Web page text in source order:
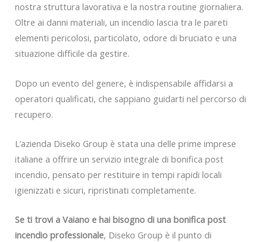
nostra struttura lavorativa e la nostra routine giornaliera.
Oltre ai danni materiali, un incendio lascia tra le pareti
elementi pericolosi, particolato, odore di bruciato e una
situazione difficile da gestire.
Dopo un evento del genere, è indispensabile affidarsi a
operatori qualificati, che sappiano guidarti nel percorso di
recupero.
L’azienda Diseko Group è stata una delle prime imprese
italiane a offrire un servizio integrale di bonifica post
incendio, pensato per restituire in tempi rapidi locali
igienizzati e sicuri, ripristinati completamente.
Se ti trovi a Vaiano e hai bisogno di una bonifica post
incendio professionale, Diseko Group è il punto di